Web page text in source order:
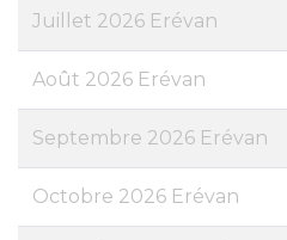
Juillet 2026 Erévan
Août 2026 Erévan
Septembre 2026 Erévan
Octobre 2026 Erévan